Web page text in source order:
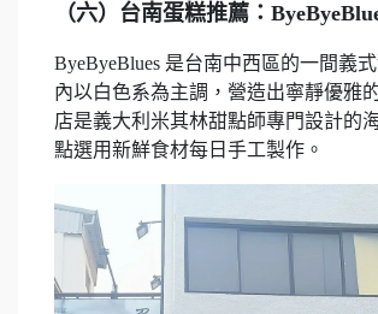
（六）台南蛋糕推薦：
ByeByeBlues 是台南中西區的一間義
內以白色系為主調，營造出寧靜優雅
店是義大利米其林甜點師專門設計的
點選用新鮮食材每日手工製作。